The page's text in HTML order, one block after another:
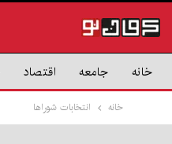
خانه جامعه اقتصاد
خانه انتخابات شوراها